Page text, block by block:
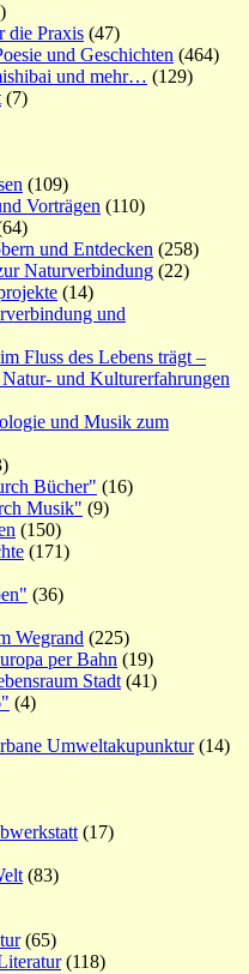
die Praxis (47)
und Geschichten (464)
und mehr… (129)
(7)
(109)
Vorträgen (110)
und Entdecken (258)
Naturverbindung (22)
(14)
und
Fluss des Lebens trägt –
und Kulturerfahrungen
und Musik zum
Bücher" (16)
Musik" (9)
(150)
(171)
(36)
Wegrand (225)
per Bahn (19)
Stadt (41)
(4)
Umweltakupunktur(14)
(17)
(83)
(65)
(118)